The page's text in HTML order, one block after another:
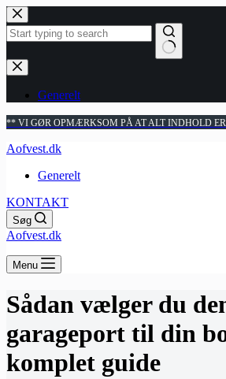
Fortsæt
til
indhold
Ingen
resultater
Generelt
** VI GØR OPMÆRKSOM PÅ AT ALT INDHOLD ER
Aofvest.dk
Generelt
KONTAKT
Søg
Aofvest.dk
Menu
Sådan vælger du
garageport til din
komplet guide